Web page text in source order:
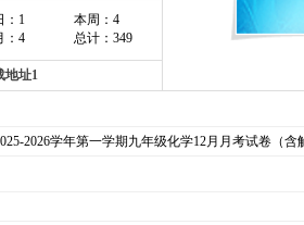
：1
4
本周：4
总计：349
地址1
2026学年第一学期九年级化学12月月考试卷（含